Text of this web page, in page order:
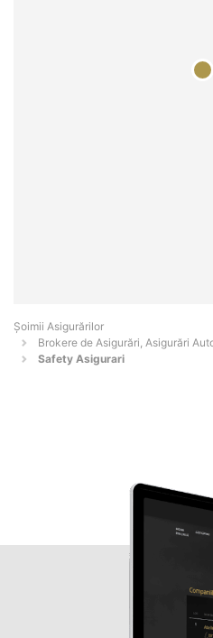
Șoimii Asigurărilor
Brokere de Asigurări, Asigurări
Safety Asigurari